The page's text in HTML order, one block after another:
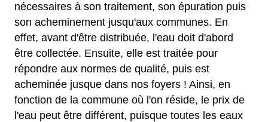
nécessaires à son traitement, son épuration puis
son acheminement jusqu'aux communes. En
effet, avant d'être distribuée, l'eau doit d'abord
être collectée. Ensuite, elle est traitée pour
répondre aux normes de qualité, puis est
acheminée jusque dans nos foyers ! Ainsi, en
fonction de la commune où l'on réside, le prix de
l'eau peut être différent, puisque toutes les eaux